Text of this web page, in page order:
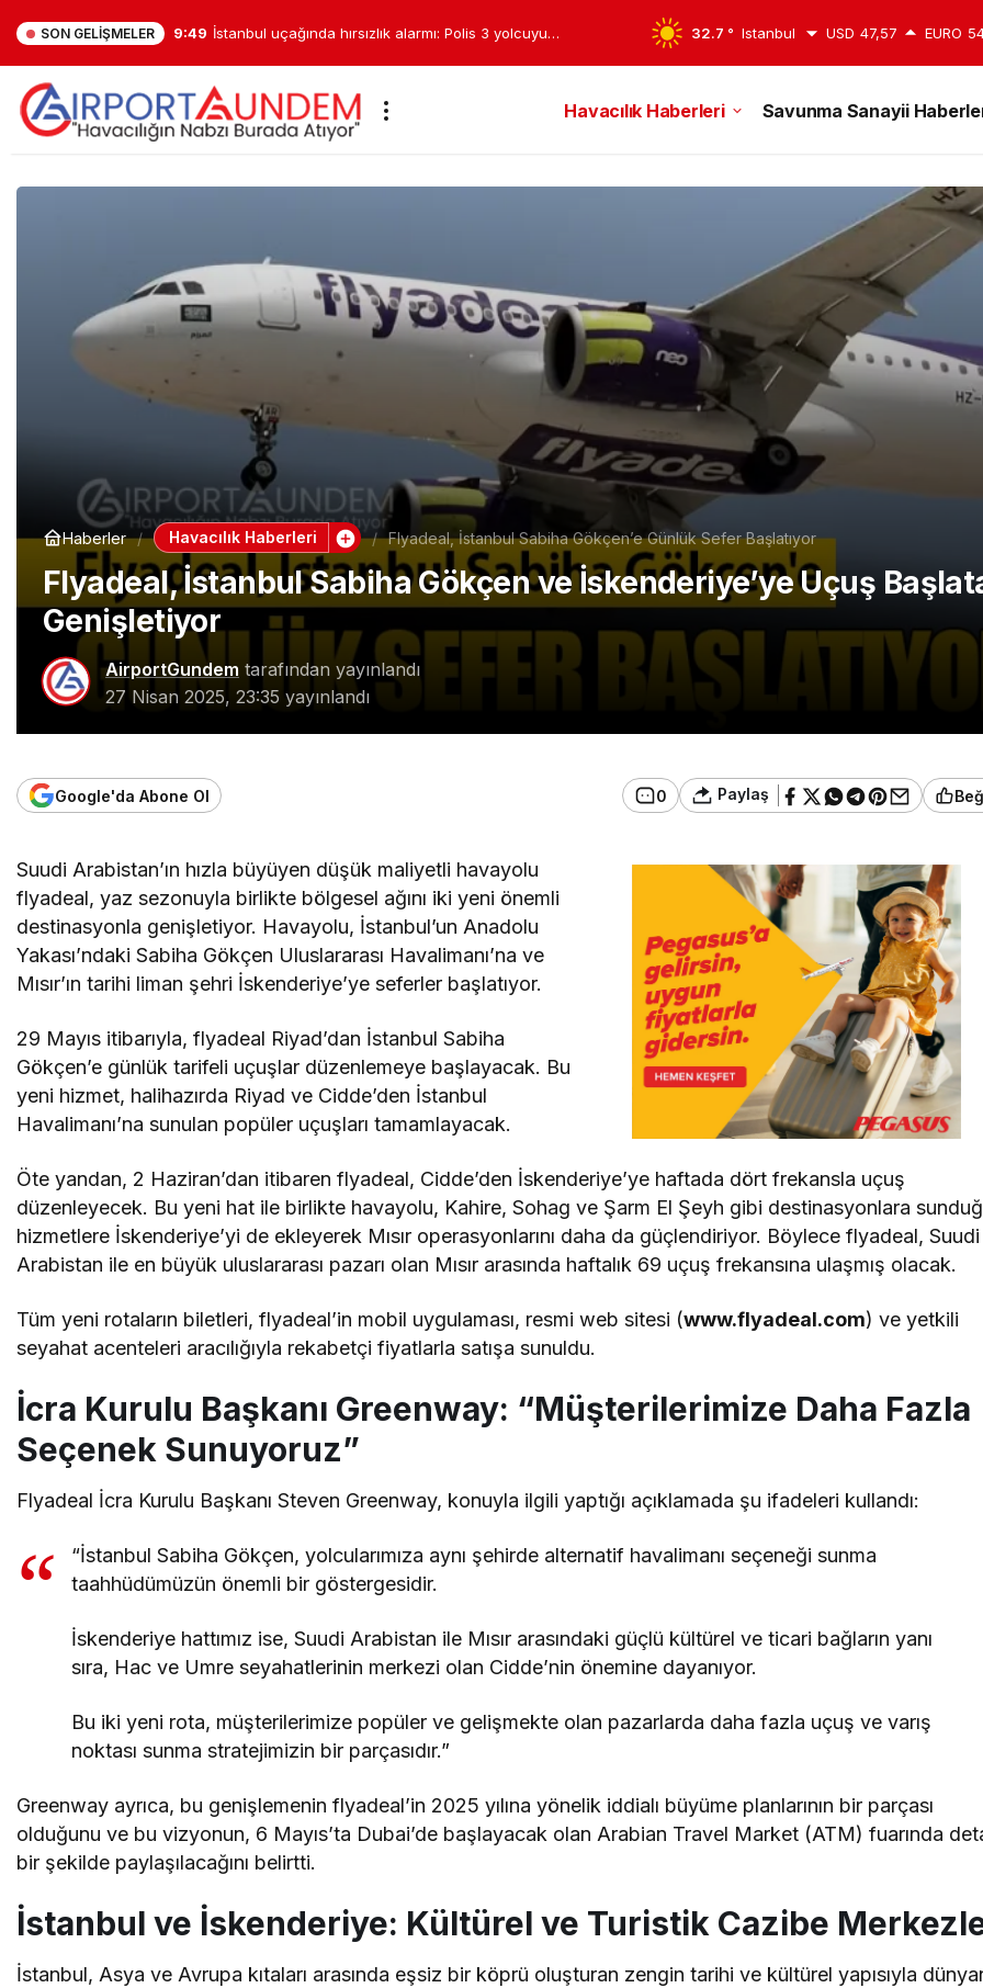
SON GELIŞMELER 9:49 İstanbul uçağında hırsızlık alarmı: Polis 3 yolcuyu 32.7 ° Istanbul USD 47,57 EURO
Havacılık Haberleri Savunma Sanayii
Haberler Havacılık Haberleri Flyadeal, İstanbul Sabiha Gökçen’e Günlük Sefer Başlatıyor
Flyadeal, İstanbul Sabiha Gökçen ve İskenderiye’ye Uçuş
Genişletiyor
AirportGundem tarafından yayınlandı
27 Nisan 2025, 23:35 yayınlandı
Google'da Abone Ol 0 Paylaş
Suudi Arabistan’ın hızla büyüyen düşük maliyetli havayolu
flyadeal, yaz sezonuyla birlikte bölgesel ağını iki yeni önemli
destinasyonla genişletiyor. Havayolu, İstanbul’un Anadolu
Yakası’ndaki Sabiha Gökçen Uluslararası Havalimanı’na ve
Mısır’ın tarihi liman şehri İskenderiye’ye seferler başlatıyor.
29 Mayıs itibarıyla, flyadeal Riyad’dan İstanbul Sabiha
Gökçen’e günlük tarifeli uçuşlar düzenlemeye başlayacak. Bu
yeni hizmet, halihazırda Riyad ve Cidde’den İstanbul
Havalimanı’na sunulan popüler uçuşları tamamlayacak.
Öte yandan, 2 Haziran’dan itibaren flyadeal, Cidde’den İskenderiye’ye haftada dört frekansla uçuş
düzenleyecek. Bu yeni hat ile birlikte havayolu, Kahire, Sohag ve Şarm El Şeyh gibi destinasyonlara
hizmetlere İskenderiye’yi de ekleyerek Mısır operasyonlarını daha da güçlendiriyor. Böylece flyadeal, Suudi
Arabistan ile en büyük uluslararası pazarı olan Mısır arasında haftalık 69 uçuş frekansına ulaşmış olacak.
Tüm yeni rotaların biletleri, flyadeal’in mobil uygulaması, resmi web sitesi (www.flyadeal.com) ve yetkili
seyahat acenteleri aracılığıyla rekabetçi fiyatlarla satışa sunuldu.
İcra Kurulu Başkanı Greenway: “Müşterilerimize Daha Fazla
Seçenek Sunuyoruz”
Flyadeal İcra Kurulu Başkanı Steven Greenway, konuyla ilgili yaptığı açıklamada şu ifadeleri kullandı:
“İstanbul Sabiha Gökçen, yolcularımıza aynı şehirde alternatif havalimanı seçeneği sunma
taahhüdümüzün önemli bir göstergesidir.
İskenderiye hattımız ise, Suudi Arabistan ile Mısır arasındaki güçlü kültürel ve ticari bağların yanı
sıra, Hac ve Umre seyahatlerinin merkezi olan Cidde’nin önemine dayanıyor.
Bu iki yeni rota, müşterilerimize popüler ve gelişmekte olan pazarlarda daha fazla uçuş ve varış
noktası sunma stratejimizin bir parçasıdır.”
Greenway ayrıca, bu genişlemenin flyadeal’in 2025 yılına yönelik iddialı büyüme planlarının bir parçası
olduğunu ve bu vizyonun, 6 Mayıs’ta Dubai’de başlayacak olan Arabian Travel Market (ATM) fuarında
bir şekilde paylaşılacağını belirtti.
İstanbul ve İskenderiye: Kültürel ve Turistik Cazibe
İstanbul, Asya ve Avrupa kıtaları arasında eşsiz bir köprü oluşturan zengin tarihi ve kültürel yapısıyla